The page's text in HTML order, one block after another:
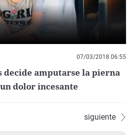
07/03/2018 06:55
decide amputarse la pierna
dolor incesante
siguiente